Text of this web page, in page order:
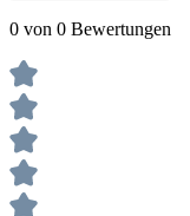
0 von 0 Bewertungen